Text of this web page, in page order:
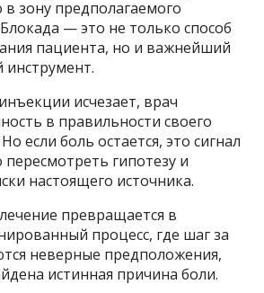
в зону предполагаемого
— это не только способ
пациента, но и важнейший
инструмент.
исчезает, врач
в правильности своего
если боль остается, это сигнал
гипотезу и
настоящего источника.
превращается в
процесс, где шаг за
неверные предположения,
истинная причина боли.